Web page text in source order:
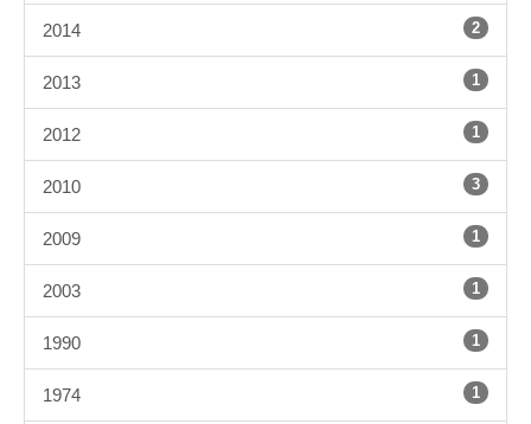
2014 2
2013 1
2012 1
2010 3
2009 1
2003 1
1990 1
1974 1